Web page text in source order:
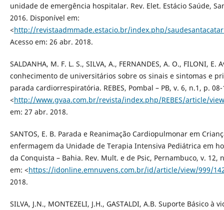
unidade de emergência hospitalar. Rev. Elet. Estácio Saúde,
2016. Disponível em:
<http://revistaadmmade.estacio.br/index.php/
Acesso em: 26 abr. 2018.
SALDANHA, M. F. L. S., SILVA, A., FERNANDES, A. O., FILONI, E.
conhecimento de universitários sobre os sinais e sintomas e
parada cardiorrespiratória. REBES, Pombal – PB, v. 6, n.1, p.
<http://www.gvaa.com.br/revista/index.php/REBES/article/
em: 27 abr. 2018.
SANTOS, E. B. Parada e Reanimação Cardiopulmonar em
enfermagem da Unidade de Terapia Intensiva Pediátrica em
da Conquista – Bahia. Rev. Mult. e de Psic, Pernambuco, v. 12,
em: <https://idonline.emnuvens.com.br/id/article/view/999/
2018.
SILVA, J.N., MONTEZELI, J.H., GASTALDI, A.B. Suporte Básico à